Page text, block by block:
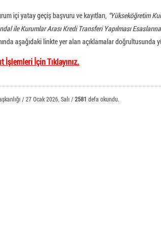
Tavşanlı Meslek Yüksekokulu
içi yatay geçiş başvuru ve kayıtları, “Yükseköğretim
ile Kurumlar Arası Kredi Transferi Yapılması
aşağıdaki linkte yer alan açıklamalar doğrultusunda
İşlemleri İçin Tıklayınız.
/ 27 Ocak 2026, Salı /2581 defa okundu.